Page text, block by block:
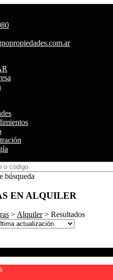
búsqueda
EN ALQUILER
>Alquiler> Resultados